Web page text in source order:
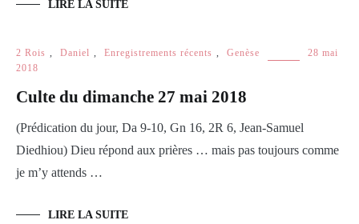
LIRE LA SUITE
2 Rois , Daniel , Enregistrements récents , Genèse
28 mai
2018
Culte du dimanche 27 mai 2018
(Prédication du jour, Da 9-10, Gn 16, 2R 6, Jean-Samuel
Diedhiou) Dieu répond aux prières … mais pas toujours comme
je m’y attends …
LIRE LA SUITE